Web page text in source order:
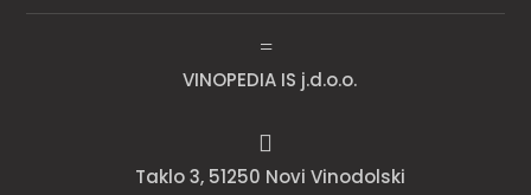
=
VINOPEDIA IS j.d.o.o.

Taklo 3, 51250 Novi Vinodolski